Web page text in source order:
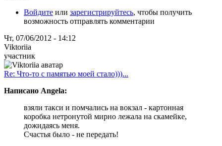
Войдите или зарегистрируйтесь, чтобы получить
возможность отправлять комментарии
Чт, 07/06/2012 - 14:12
Viktoriia
участник
Re: Что-то с памятью моей стало)))...
Написано Angela:
взяли такси и помчались на вокзал - картонная
коробка нетронутой мирно лежала на скамейке,
дожидаясь меня.
Счастья было - не передать!